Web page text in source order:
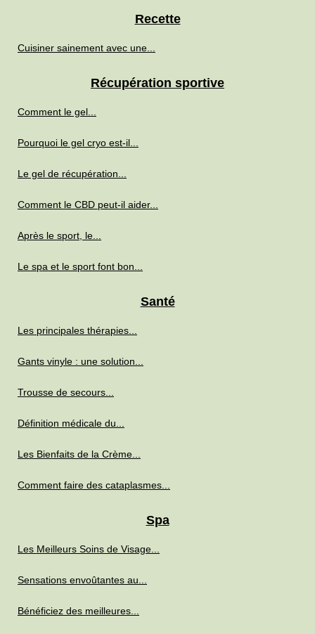
Recette
Cuisiner sainement avec une...
Récupération sportive
Comment le gel...
Pourquoi le gel cryo est-il...
Le gel de récupération...
Comment le CBD peut-il aider...
Après le sport, le...
Le spa et le sport font bon...
Santé
Les principales thérapies...
Gants vinyle : une solution...
Trousse de secours...
Définition médicale du...
Les Bienfaits de la Crème...
Comment faire des cataplasmes...
Spa
Les Meilleurs Soins de Visage...
Sensations envoûtantes au...
Bénéficiez des meilleures...